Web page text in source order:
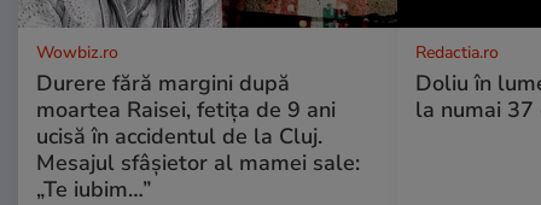
Wowbiz.ro
Durere fără margini după
moartea Raisei, fetița de 9 ani
ucisă în accidentul de la Cluj.
Mesajul sfâșietor al mamei sale:
„Te iubim…”
Redactia.ro
Doliu în
la numai 37